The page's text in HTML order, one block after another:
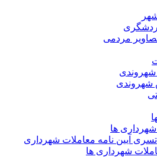
مردمی
شهروندی
شهروندی
شهرداری ها
آیین نامه معاملات شهرداری
شهرداری ها